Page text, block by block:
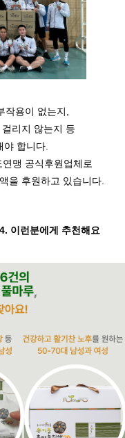
작용이 없는지,
리지 않는지 등
야 합니다.
맹 공식후원업체로
을 후원하고 있습니다.
이런분에게 추천해요